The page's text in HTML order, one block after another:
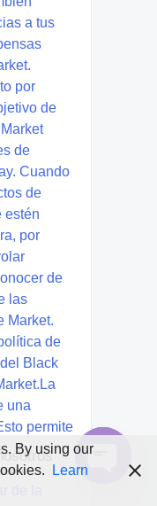
By using our
Learn